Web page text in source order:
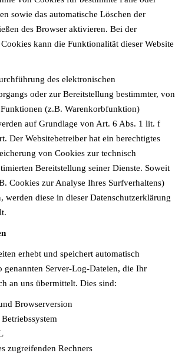
sowie das automatische Löschen der
des Browser aktivieren. Bei der
kann die Funktionalität dieser Website
des elektronischen
oder zur Bereitstellung bestimmter, von
(z.B. Warenkorbfunktion)
auf Grundlage von Art. 6 Abs. 1 lit. f
Der Websitebetreiber hat ein berechtigtes
von Cookies zur technisch
Bereitstellung seiner Dienste. Soweit
Cookies zur Analyse Ihres Surfverhaltens)
werden diese in dieser Datenschutzerklärung
erhebt und speichert automatisch
genannten Server-Log-Dateien, die Ihr
an uns übermittelt. Dies sind:
Browserversion
zugreifenden Rechners